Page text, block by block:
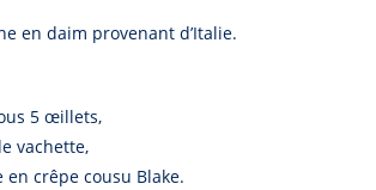
en daim provenant d’Italie.
5 œillets,
vachette,
crêpe cousu Blake.